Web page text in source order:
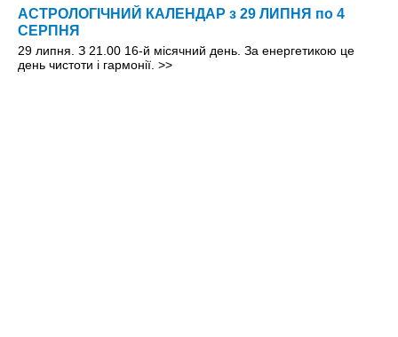
АСТРОЛОГІЧНИЙ КАЛЕНДАР з 29 ЛИПНЯ по 4
СЕРПНЯ
29 липня. З 21.00 16-й місячний день. За енергетикою це
день чистоти і гармонії. >>